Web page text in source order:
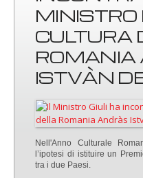
MINISTRO
CULTURA
ROMANIA
ISTVÀN
Nell'Anno Culturale
l’ipotesi di istituire un
tra i due Paesi.